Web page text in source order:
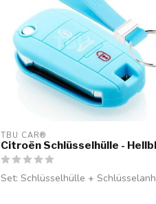
TBU CAR®
Citroën Schlüsselhülle -
Set: Schlüsselhülle +